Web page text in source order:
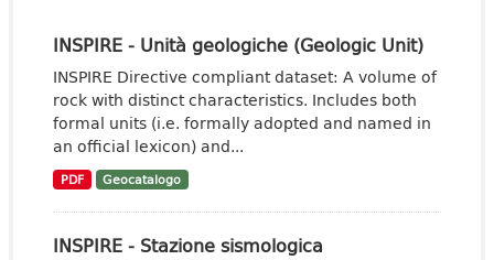
INSPIRE - Unità geologiche (Geologic Unit)
INSPIRE Directive compliant dataset: A volume of
rock with distinct characteristics. Includes both
formal units (i.e. formally adopted and named in
an official lexicon) and...
PDF Geocatalogo
INSPIRE - Stazione sismologica